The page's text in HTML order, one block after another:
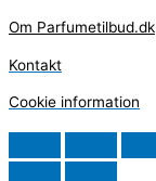
Om Parfumetilbud.dk
Kontakt
Cookie information